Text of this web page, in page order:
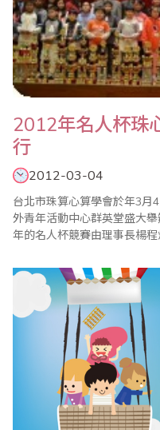
2012年名人杯珠
行
2012-03-04
台北市珠算心算學會於年3月
外青年活動中心群英堂盛大
年的名人杯競賽由理事長楊
老師們的協助與配合，比賽
和往年有些不同。為了讓更
心算組，同時保留著名人杯